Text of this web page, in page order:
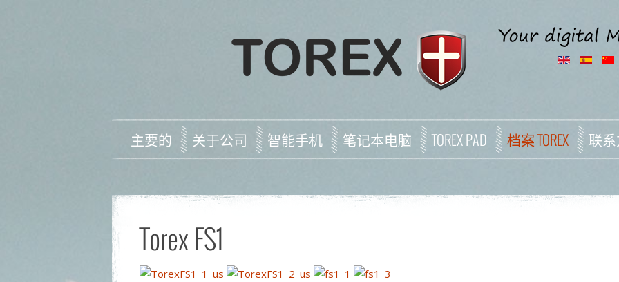
主要的 关于公司 智能手机 笔记本电脑 TOREX PAD 档案 TOREX 联
Torex FS1